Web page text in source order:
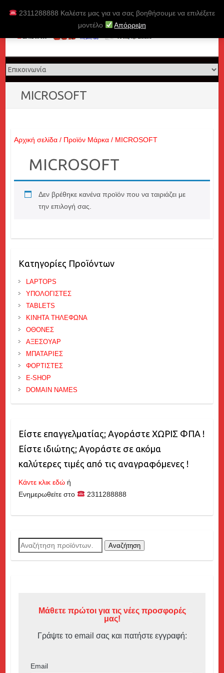
2311288888 Καλέστε μας για να σας βοηθήσουμε να επιλέξετε
μοντέλο
Απόρριψη
Skip
MICROSOFT
Αρχική σελίδα/ Προϊόν Μάρκα / MICROSOFT
MICROSOFT
Δεν βρέθηκε κανένα προϊόν που να ταιριάζει με
την επιλογή σας.
Κατηγορίες Προϊόντων
LAPTOPS
ΥΠΟΛΟΓΙΣΤΕΣ
TABLETS
ΚΙΝΗΤΑ ΤΗΛΕΦΩΝΑ
ΟΘΟΝΕΣ
ΑΞΕΣΟΥΑΡ
ΜΠΑΤΑΡΙΕΣ
ΦΟΡΤΙΣΤΕΣ
E-SHOP
DOMAIN NAMES
Είστε επαγγελματίας; Αγοράστε ΧΩΡΙΣ ΦΠΑ !
Είστε ιδιώτης; Αγοράστε σε ακόμα
καλύτερες τιμές από τις αναγραφόμενες !
Κάντε κλικ εδώή
Ενημερωθείτε στο
2311288888
Αναζήτηση
για:
Αναζήτηση
Μάθετε πρώτοι για τις νέες προσφορές
μας!
Γράψτε το email σας και πατήστε εγγραφή:
Email